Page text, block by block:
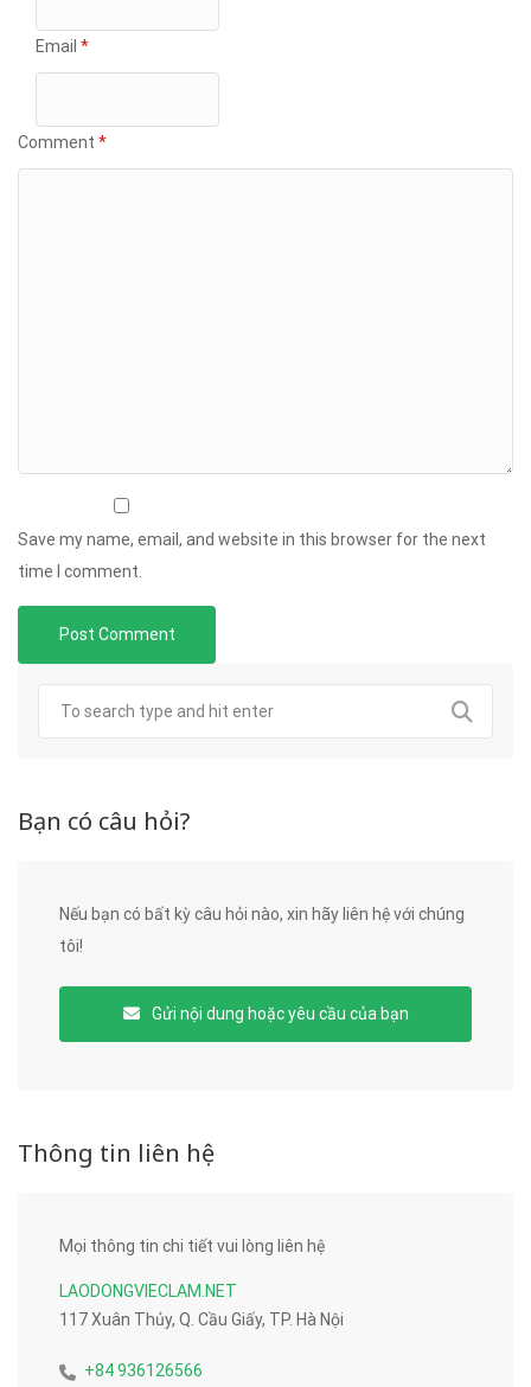
Email *
Comment *
Save my name, email, and website in this browser for the next
time I comment.
Bạn có câu hỏi?
Nếu bạn có bất kỳ câu hỏi nào, xin hãy liên hệ với chúng
tôi!
Gửi nội dung hoặc yêu cầu của bạn
Thông tin liên hệ
Mọi thông tin chi tiết vui lòng liên hệ
LAODONGVIECLAM.NET
117 Xuân Thủy, Q. Cầu Giấy, TP. Hà Nội
+84 936126566